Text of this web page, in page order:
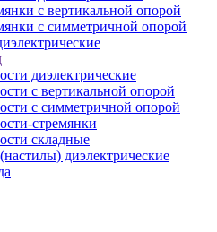
с вертикальной опорой
с симметричной опорой
диэлектрические
с вертикальной опорой
с симметричной опорой
стремянки
складные
диэлектрические